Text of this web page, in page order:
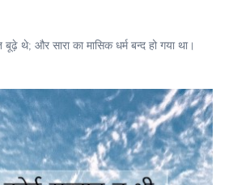
बूढ़े थे; और सारा का मासिक धर्म बन्द हो गया था।